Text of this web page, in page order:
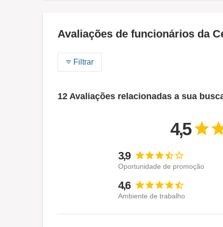
Avaliações de funcionários da
Filtrar
12 Avaliações relacionadas a sua
4,5
3,9
Oportunidade de promoção
4,6
Ambiente de trabalho